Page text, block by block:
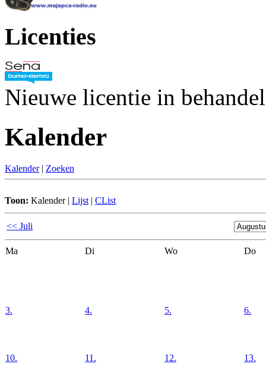
Licenties
Nieuwe licentie in
Kalender
Kalender | Zoeken
Toon: Kalender| Lijst | CList
<< Juli
Ma Di Wo Do
3. 4. 5. 6.
10. 11. 12. 13.